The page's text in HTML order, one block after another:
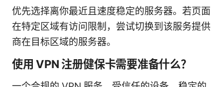
优先选择离你最近且速度稳定的服务器。若页面
在特定区域有访问限制，尝试切换到该服务提供
商在目标区域的服务器。
使用 VPN 注册健保卡需要准备什么？